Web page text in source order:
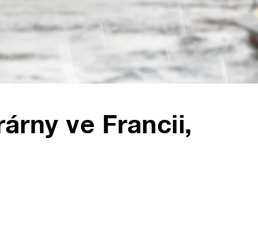
ve Francii,